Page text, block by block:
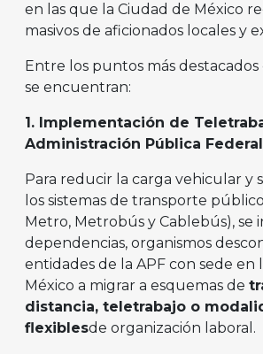
en las que la Ciudad de México
masivos de aficionados locales y
Entre los puntos más
se encuentran:
1. Implementación de
Administración Pública Federal
Para reducir la carga vehicular y
los sistemas de transporte
Metro, Metrobús y Cablebús), se
dependencias, organismos
entidades de la APF con sede en
México a migrar a esquemas de
distancia, teletrabajo o
flexiblesde organización laboral.